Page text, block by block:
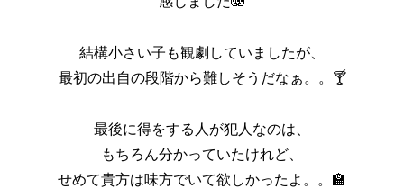
結構小さい子も観劇していましたが、
最初の出自の段階から難しそうだなぁ。。🍸
最後に得をする人が犯人なのは、
もちろん分かっていたけれど、
せめて貴方は味方でいて欲しかったよ。。🏫